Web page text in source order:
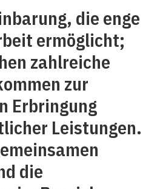
die enge
ermöglicht;
zahlreiche
zur
Erbringung
Leistungen.
die